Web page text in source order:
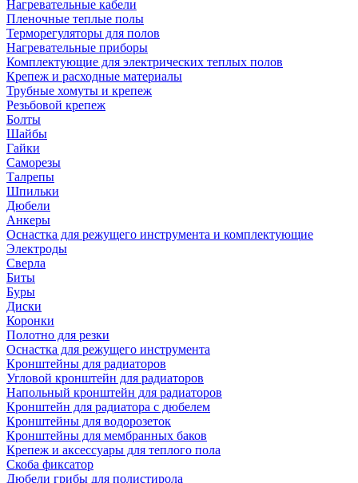
Нагревательные кабели
Пленочные теплые полы
Терморегуляторы для полов
Нагревательные приборы
Комплектующие для электрических теплых полов
Крепеж и расходные материалы
Трубные хомуты и крепеж
Резьбовой крепеж
Болты
Шайбы
Гайки
Саморезы
Талрепы
Шпильки
Дюбели
Анкеры
Оснастка для режущего инструмента и комплектующие
Электроды
Сверла
Биты
Буры
Диски
Коронки
Полотно для резки
Оснастка для режущего инструмента
Кронштейны для радиаторов
Угловой кронштейн для радиаторов
Напольный кронштейн для радиаторов
Кронштейн для радиатора с дюбелем
Кронштейны для водорозеток
Кронштейны для мембранных баков
Крепеж и аксессуары для теплого пола
Скоба фиксатор
Дюбели грибы для полистирола